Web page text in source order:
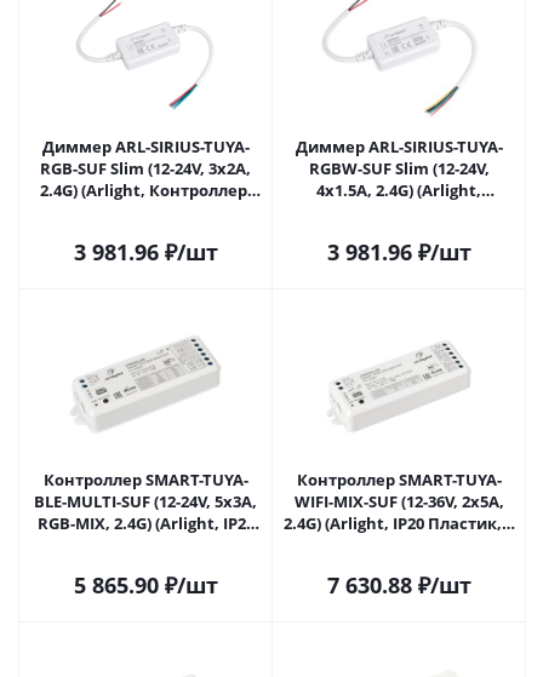
Диммер ARL-SIRIUS-TUYA-
RGB-SUF Slim (12-24V, 3x2A,
2.4G) (Arlight, Контроллер)
3 981.96₽/шт
Диммер ARL-SIRIUS-TUYA-
RGBW-SUF Slim (12-24V,
4x1.5A, 2.4G) (Arlight,
3 981.96₽/шт
Контроллер SMART-TUYA-
BLE-MULTI-SUF (12-24V, 5x3A,
RGB-MIX, 2.4G) (Arlight, IP20
5 865.90₽/шт
Контроллер SMART-TUYA-
WIFI-MIX-SUF (12-36V, 2x5A,
2.4G) (Arlight, IP20 Пластик, 5
7 630.88₽/шт